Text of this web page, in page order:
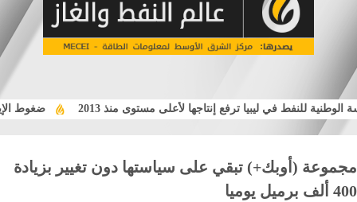
ضغوط للنفط في ليبيا ترفع إنتاجها لأعلى مستوى منذ 2013
مجموعة (أوبك+) تبقي على سياستها دون تغيير بزيادة
400 ألف برميل يوميا